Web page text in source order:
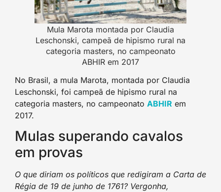
Mula Marota montada por Claudia
Leschonski, campeã de hipismo rural na
categoria masters, no campeonato
ABHIR em 2017
No Brasil, a mula Marota, montada por Claudia
Leschonski, foi campeã de hipismo rural na
categoria masters, no campeonato ABHIR em
2017.
Mulas superando cavalos
em provas
O que diriam os políticos que redigiram a Carta de
Régia de 19 de junho de 1761? Vergonha,